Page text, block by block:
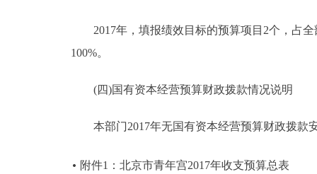
2017年，填报绩效目标的预算项目2个，占全
100%。
(四)国有资本经营预算财政拨款情况说明
本部门2017年无国有资本经营预算财政拨款
附件1：北京市青年宫2017年收支预算总表